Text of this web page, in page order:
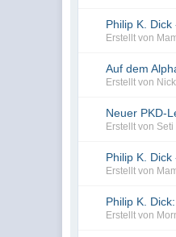
Philip K.
Erstellt von
Auf dem
Erstellt von
Neuer PKD-
Erstellt von Seti
Philip K.
Erstellt von
Philip K.
Erstellt von